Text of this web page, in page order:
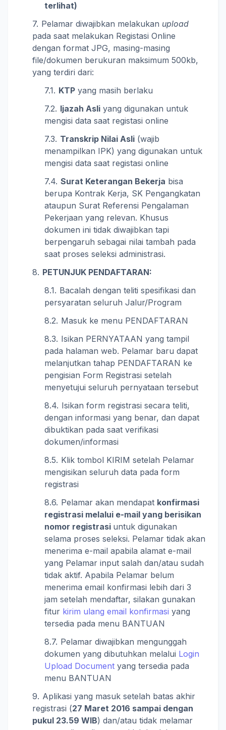
terlihat)
Pelamar diwajibkan melakukan upload
pada saat melakukan Registasi Online
dengan format JPG, masing-masing
file/dokumen berukuran maksimum 500kb,
yang terdiri dari:
KTP yang masih berlaku
Ijazah Asli yang digunakan untuk
mengisi data saat registasi online
Transkrip Nilai Asli (wajib
menampilkan IPK) yang digunakan untuk
mengisi data saat registasi online
Surat Keterangan Bekerja bisa
berupa Kontrak Kerja, SK Pengangkatan
ataupun Surat Referensi Pengalaman
Pekerjaan yang relevan. Khusus
dokumen ini tidak diwajibkan tapi
berpengaruh sebagai nilai tambah pada
saat proses seleksi administrasi.
PETUNJUK PENDAFTARAN:
Bacalah dengan teliti spesifikasi dan
persyaratan seluruh Jalur/Program
Masuk ke menu PENDAFTARAN
Isikan PERNYATAAN yang tampil
pada halaman web. Pelamar baru dapat
melanjutkan tahap PENDAFTARAN ke
pengisian Form Registrasi setelah
menyetujui seluruh pernyataan tersebut
Isikan form registrasi secara teliti,
dengan informasi yang benar, dan dapat
dibuktikan pada saat verifikasi
dokumen/informasi
Klik tombol KIRIM setelah Pelamar
mengisikan seluruh data pada form
registrasi
Pelamar akan mendapat konfirmasi
registrasi melalui e-mail yang berisikan
nomor registrasi untuk digunakan
selama proses seleksi. Pelamar tidak akan
menerima e-mail apabila alamat e-mail
yang Pelamar input salah dan/atau sudah
tidak aktif. Apabila Pelamar belum
menerima email konfirmasi lebih dari 3
jam setelah mendaftar, silakan gunakan
fitur kirim ulang email konfirmasi yang
tersedia pada menu BANTUAN
Pelamar diwajibkan mengunggah
dokumen yang dibutuhkan melalui Login
Upload Document yang tersedia pada
menu BANTUAN
Aplikasi yang masuk setelah batas akhir
registrasi (27 Maret 2016 sampai dengan
pukul 23.59 WIB) dan/atau tidak melamar